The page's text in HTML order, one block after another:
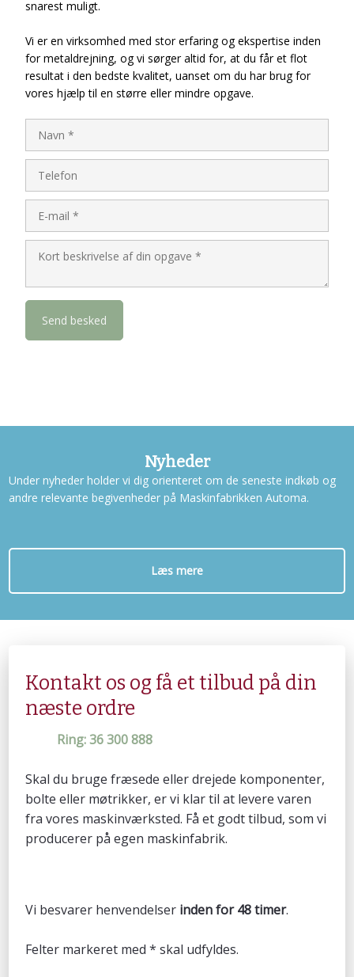
snarest muligt.
Vi er en virksomhed med stor erfaring og ekspertise inden
for metaldrejning, og vi sørger altid for, at du får et flot
resultat i den bedste kvalitet, uanset om du har brug for
vores hjælp til en større eller mindre opgave.
Nyheder
Under nyheder holder vi dig orienteret om de seneste indkøb og
andre relevante begivenheder på Maskinfabrikken Automa.
Læs mere
Kontakt os og få et tilbud på din
næste ordre
Ring: 36 300 888​
Skal du bruge fræsede eller drejede komponenter,
bolte eller møtrikker, er vi klar til at levere varen
fra vores maskinværksted. Få et godt tilbud, som vi
producerer på egen maskinfabrik.
Vi besvarer henvendelser inden for 48 timer.​​
​Felter markeret med * skal udfyldes.